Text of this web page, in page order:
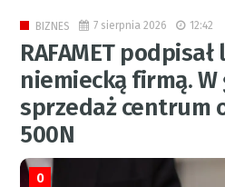
BIZNES 7 sierpnia 2026 12:42
RAFAMET
niemiecką firmą. W
sprzedaż centrum
500N
0